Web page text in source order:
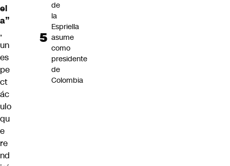
el
a”
,
un
es
pe
ct
ác
ulo
qu
e
re
nd
de
la
Espriella
asume
como
presidente
de
Colombia